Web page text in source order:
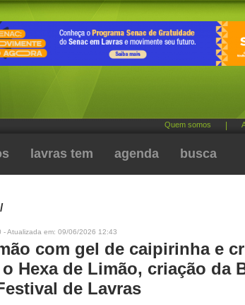
Quem somos
lavras tem agenda busca
/
Atualizada em: 09/06/2026 12:43
com gel de caipirinha e
Hexa de Limão, criação da
de Lavras